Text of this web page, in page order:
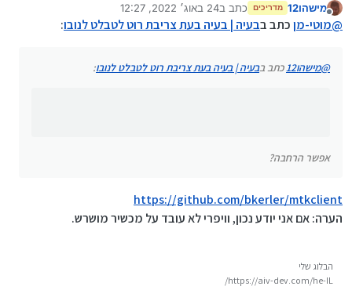
mtkclient
אפשר הרחבה?
מנותק
מישהו12 מדריכים כתב ב24 באוג׳ 2022, 12:27
נערך לאחרונה על ידי מישהו12
@מוטי-מןכתב בבעיה | בעיה בעת צריבת רוט לטבלט לנובו:
@מישהו12 כתב בבעיה | בעיה בעת צריבת רוט לטבלט לנובו:
אפשר הרחבה?
https://github.com/bkerler/mtkclient
הערה: אם אני יודע נכון, וויפרי לא עובד על מכשיר מושרש.
הבלוג שלי
https://aiv-dev.com/he-IL/